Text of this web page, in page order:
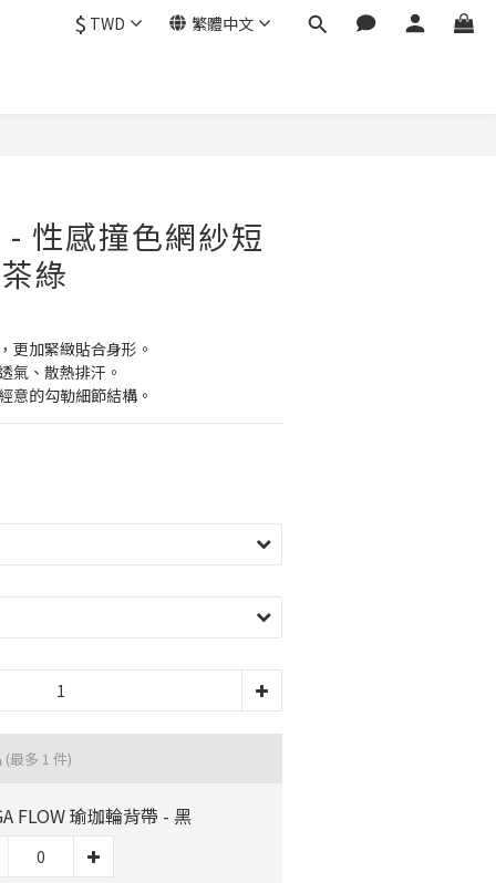
$ TWD 繁體中文
性感撞色網紗短
綠
更加緊緻貼合身形。
氣、散熱排汗。
意的勾勒細節結構。
(最多 1 件)
FLOW 瑜珈輪背帶 - 黑